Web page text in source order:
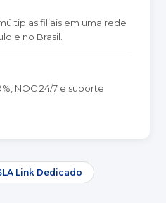
filiais em uma rede
e no Brasil.
NOC 24/7 e suporte
Link Dedicado